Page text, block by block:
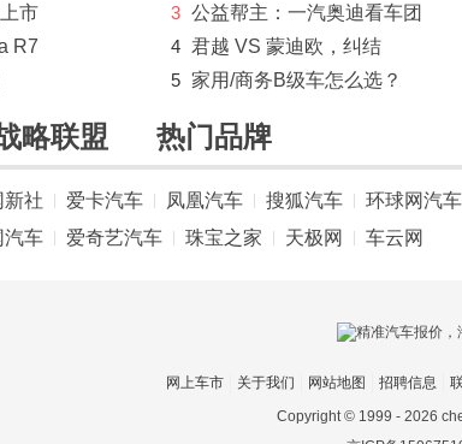
市
R7
3 公益帮主：一汽奥迪看车团
4 君越 VS 蒙迪欧，纠结
5 家用/商务B级车怎么选？
略联盟 热门品牌
新社 爱卡汽车 凤凰汽车 搜狐汽车 环球网汽车
汽车 爱奇艺汽车 珠宝之家 天极网 车云网
网上车市 关于我们 网站地图 招聘信息
Copyright © 1999 - 2026